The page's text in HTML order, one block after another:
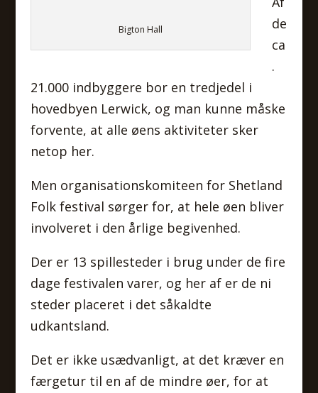
Bigton Hall
de
ca
.
21.000 indbyggere bor en tredjedel i
hovedbyen Lerwick, og man kunne måske
forvente, at alle øens aktiviteter sker
netop her.
Men organisationskomiteen for Shetland
Folk festival sørger for, at hele øen bliver
involveret i den årlige begivenhed.
Der er 13 spillesteder i brug under de fire
dage festivalen varer, og her af er de ni
steder placeret i det såkaldte
udkantsland.
Det er ikke usædvanligt, at det kræver en
færgetur til en af de mindre øer, for at